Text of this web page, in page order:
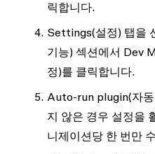
릭합니다.
Settings(설정) 탭을
기능) 섹션에서 Dev
정)를 클릭합니다.
Auto-run plugin(자
지 않은 경우 설정을
니제이션당 한 번만